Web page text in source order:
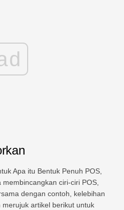
Apa itu Bentuk Penuh POS,
ciri-ciri POS,
dengan contoh, kelebihan
artikel berikut untuk